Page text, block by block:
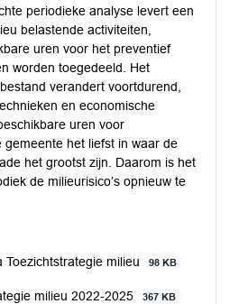
periodieke analyse levert een
belastende activiteiten,
uren voor het preventief
worden toegedeeld. Het
verandert voortdurend,
en economische
uren voor
gemeente het liefst in waar de
het grootst zijn. Daarom is het
de milieurisico’s opnieuw te
Toezichtstrategie milieu
98 KB
milieu 2022-2025 367 KB